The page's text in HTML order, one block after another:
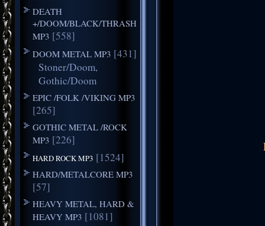
DEATH
+/DOOM/BLACK/THRASH
MP3 [558]
DOOM METAL MP3 [431]
Stoner/Doom,
Gothic/Doom
EPIC /FOLK /VIKING MP3
[265]
GOTHIC METAL /ROCK
MP3 [226]
HARD ROCK MP3 [1524]
HARD/METALCORE MP3
[57]
HEAVY METAL, HARD &
HEAVY MP3 [1081]